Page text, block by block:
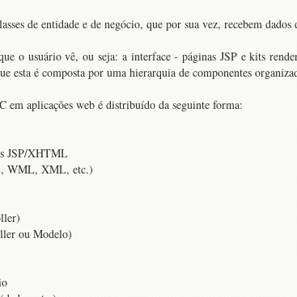
de entidade e de negócio, que por sua vez, recebem
o usuário vê, ou seja: a interface - páginas JSP e kits
esta é composta por uma hierarquia de componentes
aplicações web é distribuído da seguinte forma:
JSP/XHTML
WML, XML, etc.)
ou Modelo)